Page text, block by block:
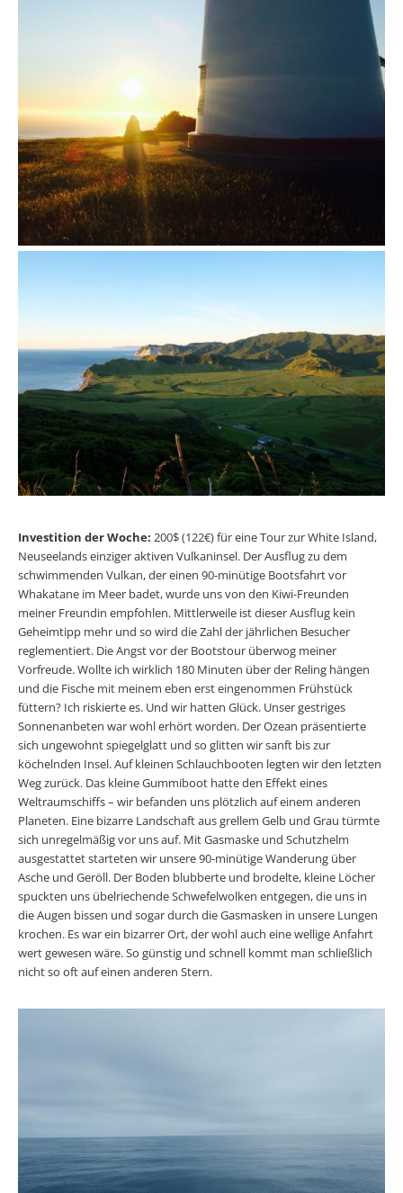
Investition der Woche: 200$ (122€) für eine Tour zur White Island,
Neuseelands einziger aktiven Vulkaninsel. Der Ausflug zu dem
schwimmenden Vulkan, der einen 90-minütige Bootsfahrt vor
Whakatane im Meer badet, wurde uns von den Kiwi-Freunden
meiner Freundin empfohlen. Mittlerweile ist dieser Ausflug kein
Geheimtipp mehr und so wird die Zahl der jährlichen Besucher
reglementiert. Die Angst vor der Bootstour überwog meiner
Vorfreude. Wollte ich wirklich 180 Minuten über der Reling hängen
und die Fische mit meinem eben erst eingenommen Frühstück
füttern? Ich riskierte es. Und wir hatten Glück. Unser gestriges
Sonnenanbeten war wohl erhört worden. Der Ozean präsentierte
sich ungewohnt spiegelglatt und so glitten wir sanft bis zur
köchelnden Insel. Auf kleinen Schlauchbooten legten wir den letzten
Weg zurück. Das kleine Gummiboot hatte den Effekt eines
Weltraumschiffs ­– wir befanden uns plötzlich auf einem anderen
Planeten. Eine bizarre Landschaft aus grellem Gelb und Grau türmte
sich unregelmäßig vor uns auf. Mit Gasmaske und Schutzhelm
ausgestattet starteten wir unsere 90-minütige Wanderung über
Asche und Geröll. Der Boden blubberte und brodelte, kleine Löcher
spuckten uns übelriechende Schwefelwolken entgegen, die uns in
die Augen bissen und sogar durch die Gasmasken in unsere Lungen
krochen. Es war ein bizarrer Ort, der wohl auch eine wellige Anfahrt
wert gewesen wäre. So günstig und schnell kommt man schließlich
nicht so oft auf einen anderen Stern.